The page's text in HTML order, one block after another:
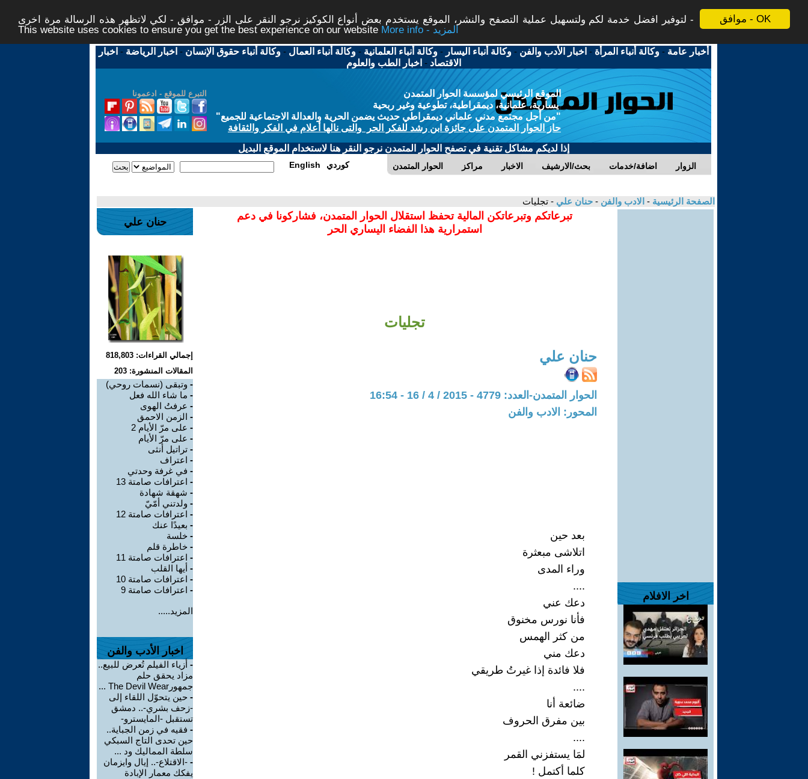
موافق - OK
لتوفير افضل خدمة لكم ولتسهيل عملية التصفح والنشر، الموقع يستخدم بعض أنواع الكوكيز نرجو النقر على الزر - موافق - لكي لاتظهر هذه الرسالة مرة اخرى -
This website uses cookies to ensure you get the best experience on our website
More info - المزيد
أخبار عامة -وكالة أنباء المرأة - اخبار الأدب والفن -وكالة أنباء اليسار -وكالة أنباء العلمانية -وكالة أنباء العمال -وكالة أنباء حقوق الإنسان - اخبار الرياضة - اخبار
الاقتصاد - اخبار الطب والعلوم
التبرع للموقع - ادعمونا
الموقع الرئيسي لمؤسسة الحوار المتمدن
يسارية، علمانية، ديمقراطية، تطوعية وغير ربحية
"من أجل مجتمع مدني علماني ديمقراطي حديث يضمن الحرية والعدالة الاجتماعية للجميع"
حاز الحوار المتمدن على جائزة ابن رشد للفكر الحر والتى نالها أعلام في الفكر والثقافة
إذا لديكم مشاكل تقنية في تصفح الحوار المتمدن نرجو النقر هنا لاستخدام الموقع البديل
الحوار المتمدن مراكز الاخبار بحث/الارشيف اضافة/خدمات الزوار English كوردي
الصفحة الرئيسية - الادب والفن - حنان علي - تجليات
اخر الافلام
تبرعاتكم وتبرعاتكن المالية تحفظ استقلال الحوار المتمدن، فشاركونا في دعم
استمرارية هذا الفضاء اليساري الحر
تجليات
حنان علي
الحوار المتمدن-العدد: 4779 - 2015 / 4 / 16 - 16:54
المحور: الادب والفن
بعد حين
اتلاشى مبعثرة
وراء المدى
....
دعك عني
فأنا نورس مخنوق
من كثر الهمس
دعك مني
فلا فائدة إذا غيرتُ طريقي
....
ضائعة أنا
بين مفرق الحروف
....
لمَا يستفزني القمر
كلما أكتمل !
حنان علي
إجمالي القراءات: 818,803
المقالات المنشورة: 203
- وتبقى (نسمات روحي)
- ما شاء الله فعل
- عرفتُ الهوى
- الزمن الاحمق
- على مرّ الأيام 2
- على مرّ الأيام
- تراتيل أنثى
- اعتراف
- في غرفة وحدتي
- اعترافات صامتة 13
- شهقة شهادة
- ولدتني أمّيّ
- اعترافات صامتة 12
- بعيدًا عنك
- خلسة
- خاطرة قلم
- اعترافات صامتة 11
- أيها القلب
- اعترافات صامتة 10
- اعترافات صامتة 9
المزيد.....
اخبار الأدب والفن
- أزياء الفيلم تُعرض للبيع..
مزاد يحقق حلم
جمهورThe Devil Wear ...
- حين يتحوّل اللقاء إلى
-زحف بشري-.. دمشق
تستقبل -المايسترو-
- فقيه في زمن الجباية..
حين تحدى التاج السبكي
سلطة المماليك ود ...
- -الاقتلاع-.. إيال وايزمان
يفكك معمار الإبادة